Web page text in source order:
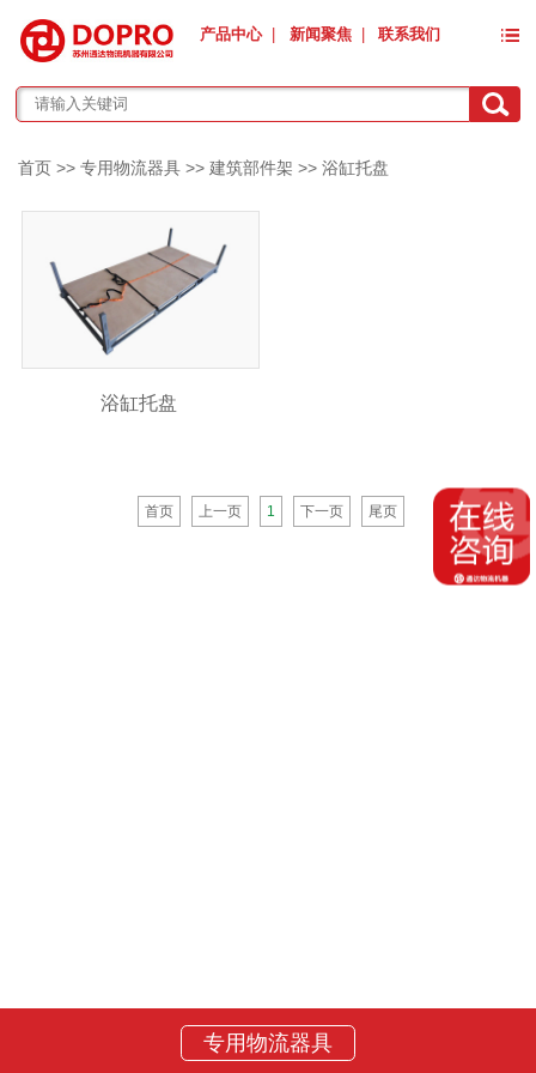
产品中心 新闻聚焦 联系我们
首页 >> 专用物流器具 >> 建筑部件架 >> 浴缸托盘
浴缸托盘
首页 上一页 1 下一页 尾页
专用物流器具